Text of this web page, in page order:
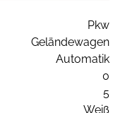
Pkw
Geländewagen
Automatik
0
5
Weiß